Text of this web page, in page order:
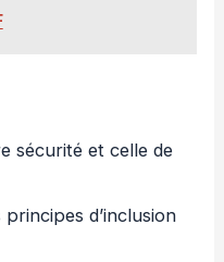
sécurité et celle de
d’inclusion